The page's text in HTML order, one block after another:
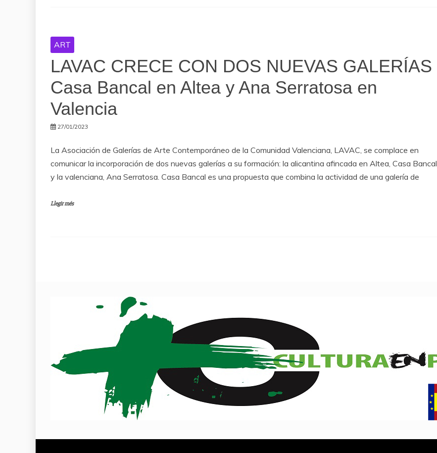
ART
LAVAC CRECE CON DOS NUEVAS GALERÍAS
Casa Bancal en Altea y Ana Serratosa en
Valencia
27/01/2023
La Asociación de Galerías de Arte Contemporáneo de la Comunidad Valenciana, LAVAC, se complace en
comunicar la incorporación de dos nuevas galerías a su formación: la alicantina afincada en Altea, Casa Bancal
y la valenciana, Ana Serratosa. Casa Bancal es una propuesta que combina la actividad de una galería de
Llegir més